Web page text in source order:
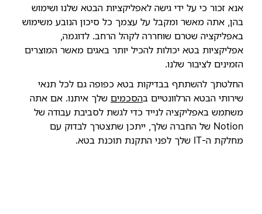
אנא זכור כי על ידי גישה לאפליקציות הבטא שלנו ושימוש
בהן, אתה מאשר ומקבל על עצמך כל סיכון הנובע משימוש
באפליקציה שטרם שוחררה לקהל הרחב. לדוגמה,
אפליקציות בטא יכולות להכיל יותר באגים מאשר המוצרים
הזמינים לציבור שלנו.
החלטתך להשתתף בבדיקות בטא כפופה גם לכל תנאי
שירותי הבטא הרלוונטיים בהסכמים שלך איתנו. אם אתה
משתמש באפליקציה לנייד כדי לגשת לסביבת עבודה של
Notion של החברה שלך, ייתכן שתצטרך לבדוק עם
מחלקת ה-IT שלך לפני התקנת תוכנת בטא.